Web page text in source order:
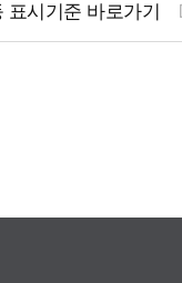
표시기준 바로가기